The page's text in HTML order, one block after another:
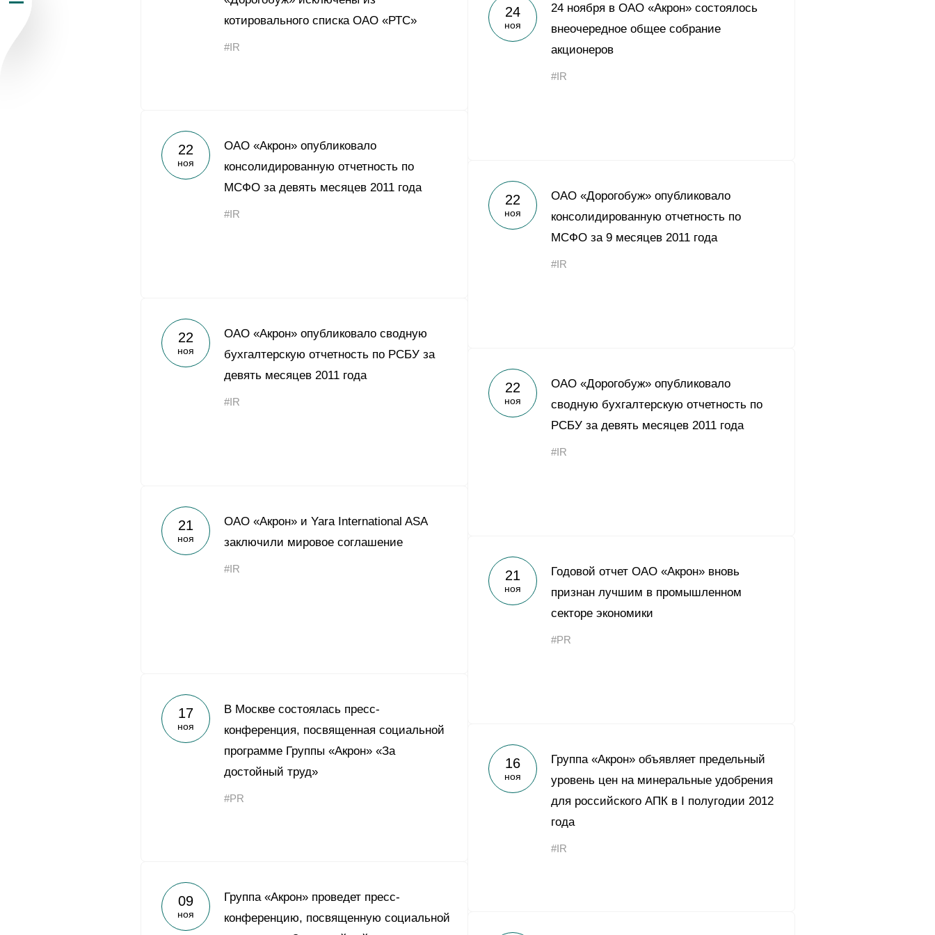
Yong Sheng Feng
Acron Argentina S.R.L
Пресс-центркотировального списка ОАО «РТС»
#IR
24
ноя
24 ноября в ОАО «Акрон» состоялось
внеочередное общее собрание
акционеров
#IR
22
ноя
ОАО «Акрон» опубликовало
консолидированную отчетность по
МСФО за девять месяцев 2011 года
#IR
22
ноя
ОАО «Дорогобуж» опубликовало
консолидированную отчетность по
МСФО за 9 месяцев 2011 года
#IR
22
ноя
ОАО «Акрон» опубликовало сводную
бухгалтерскую отчетность по РСБУ за
девять месяцев 2011 года
#IR
22
ноя
ОАО «Дорогобуж» опубликовало
сводную бухгалтерскую отчетность по
РСБУ за девять месяцев 2011 года
#IR
21
ноя
ОАО «Акрон» и Yara International ASA
заключили мировое соглашение
#IR 21
ноя
Годовой отчет ОАО «Акрон» вновь
признан лучшим в промышленном
секторе экономики
#PR
17
ноя
В Москве состоялась пресс-
конференция, посвященная социальной
программе Группы «Акрон» «За
достойный труд»
#PR
16
ноя
Группа «Акрон» объявляет предельный
уровень цен на минеральные удобрения
для российского АПК в I полугодии 2012
года
#IR
09
ноя
Группа «Акрон» проведет пресс-
конференцию, посвященную социальной